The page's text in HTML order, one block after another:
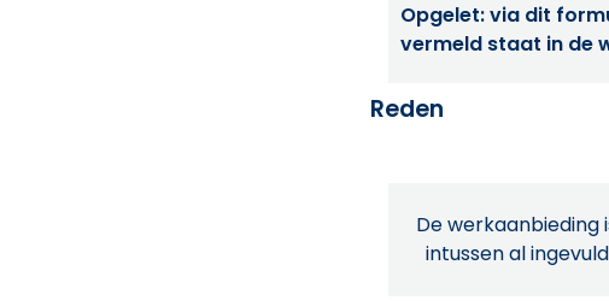
Opgelet: via dit
vermeld staat in de
Reden
De werkaanbieding
intussen al ingevuld